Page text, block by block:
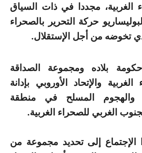
الغربية، مجددا في ذات السياق
حركة التحرير بالصحراء
تخوضه من أجل الإستقلال.
بلاده ومجموعة الصداقة
الغربية والإتحاد الأوروبي بإدانة
والهجوم المسلح في منطقة
الغربي للصحراء الغربية.
إلى تحديد مجموعة من